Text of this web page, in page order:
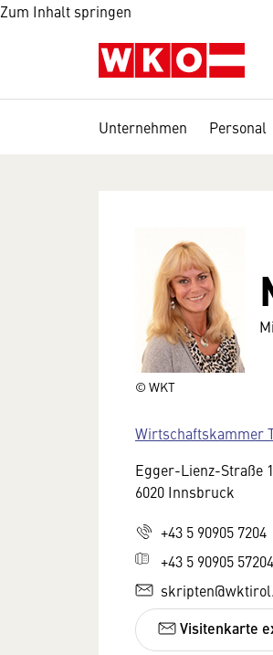
Zum Inhalt springen
Unternehmen Personal
© WKT
Wirtschaftskammer
Egger-Lienz-Straße
6020 Innsbruck
+43 5 90905 7204
+43 5 90905 57204
Visitenkarte